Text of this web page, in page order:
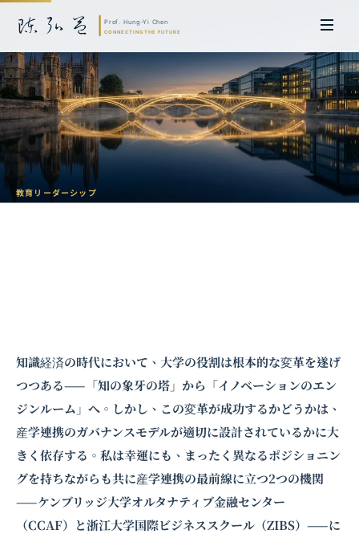
教育リーダーシップ
知識経済の時代において、大学の役割は根本的な変革を遂げ
つつある——「知の象牙の塔」から「イノベーションのエン
ジンルーム」へ。しかし、この変革が成功するかどうかは、
産学連携のガバナンスモデルが適切に設計されているかに大
きく依存する。私は幸運にも、まったく異なるポジショニン
グを持ちながらも共に産学連携の最前線に立つ2つの機関
——ケンブリッジ大学オルタナティブ金融センター
（CCAF）と浙江大学国際ビジネススクール（ZIBS）——に